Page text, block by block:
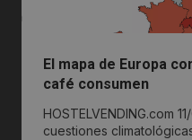
El mapa de Europa
café consumen
HOSTELVENDING.com
cuestiones